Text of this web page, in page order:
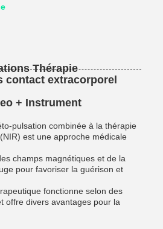
Thérapie
contact extracorporel
+ Instrument
pulsation combinée à la thérapie
est une approche médicale
champs magnétiques et de la
pour favoriser la guérison et
fonctionne selon des
offre divers avantages pour la